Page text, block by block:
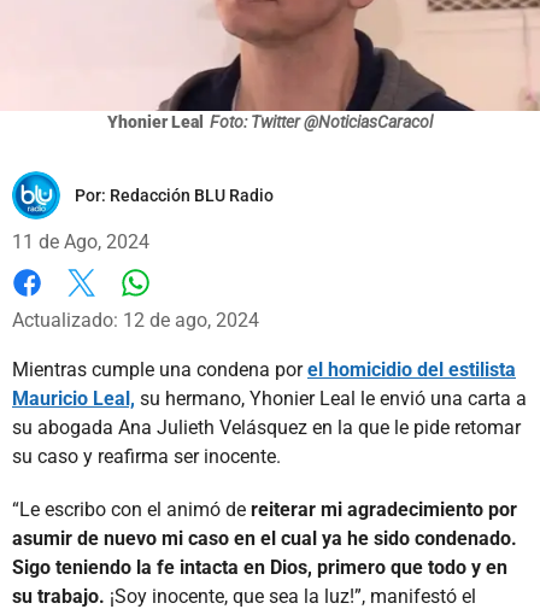
Yhonier Leal Foto: Twitter @NoticiasCaracol
Por: Redacción BLU Radio
11 de Ago, 2024
Facebook
X
Actualizado: 12 de ago, 2024
Mientras cumple una condena porel homicidio del estilista
Mauricio Leal, su hermano, Yhonier Leal le envió una carta a
su abogada Ana Julieth Velásquez en la que le pide retomar
su caso y reafirma ser inocente.
“Le escribo con el animó de reiterar mi agradecimiento por
asumir de nuevo mi caso en el cual ya he sido condenado.
Sigo teniendo la fe intacta en Dios, primero que todo y en
su trabajo. ¡Soy inocente, que sea la luz!”, manifestó el